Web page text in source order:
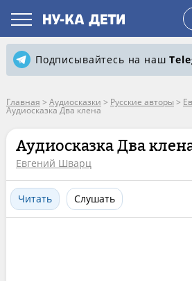
Подписывайтесь на наш
Главная > Аудиосказки > Русские авторы >
Аудиосказка Два клена
Аудиосказка Два
Евгений Шварц
Читать Слушать